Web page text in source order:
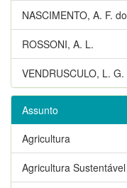
NASCIMENTO, A. F. do
ROSSONI, A. L.
VENDRUSCULO, L. G.
Assunto
Agricultura
Agricultura Sustentável